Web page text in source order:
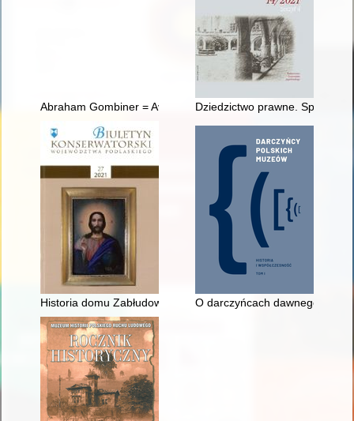
Abraham Gombiner = Avraham GombinerDziedzictwo prawne.
Historia domu Zabłudowskich na rogu Rynku Kościuszki i ul.
O darczyńcach dawnego